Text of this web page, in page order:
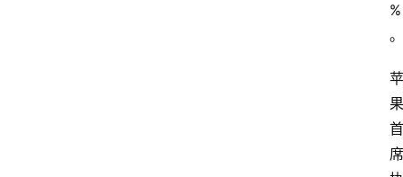
%
。
苹
果
首
席